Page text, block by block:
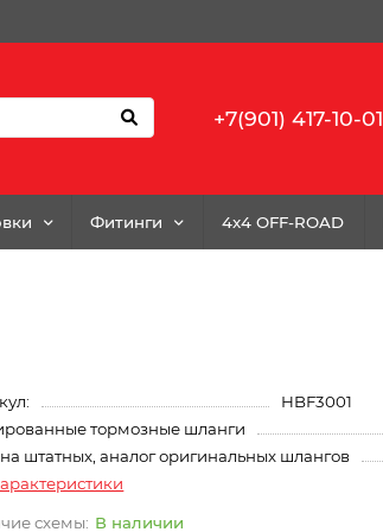
+7(901) 417-10-01
Фитинги 4x4 OFF-ROAD
HBF3001
тормозные шланги
штатных, аналог оригинальных шлангов
В наличии